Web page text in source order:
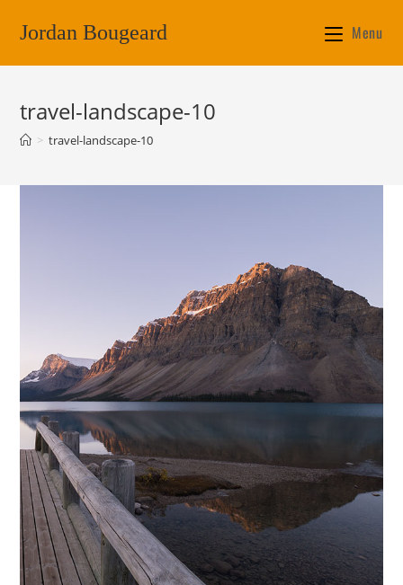
Jordan Bougeard Menu
travel-landscape-10
> travel-landscape-10